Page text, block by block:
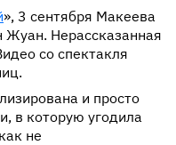
», 3 сентября Макеева
Жуан. Нерассказанная
со спектакля
и просто
в которую угодила
не